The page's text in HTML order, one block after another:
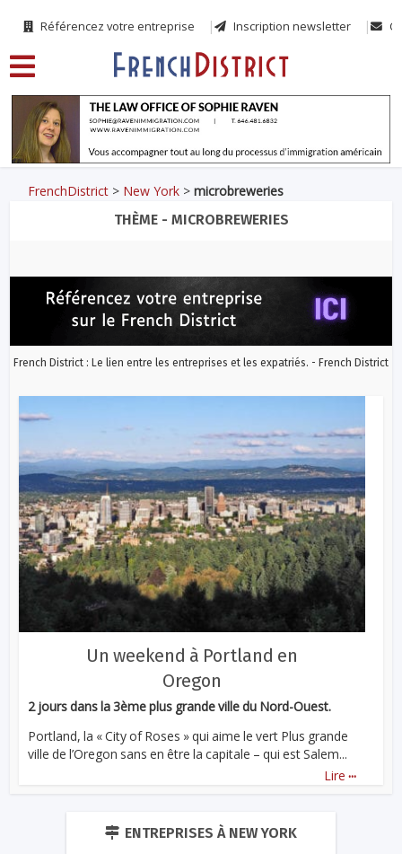
Référencez votre entreprise Inscription newsletter
FrenchDistrict > New York >microbreweries
THÈME - MICROBREWERIES
French District : Le lien entre les entreprises et les expatriés. - French District
Un weekend à Portland en
Oregon
2 jours dans la 3ème plus grande ville du Nord-Ouest.
Portland, la « City of Roses » qui aime le vert Plus grande
ville de l’Oregon sans en être la capitale – qui est Salem...
Lire ...
ENTREPRISES À NEW YORK